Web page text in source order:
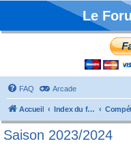
Le
FAQ Arcade
Accueil Index du forum
Saison 2023/2024